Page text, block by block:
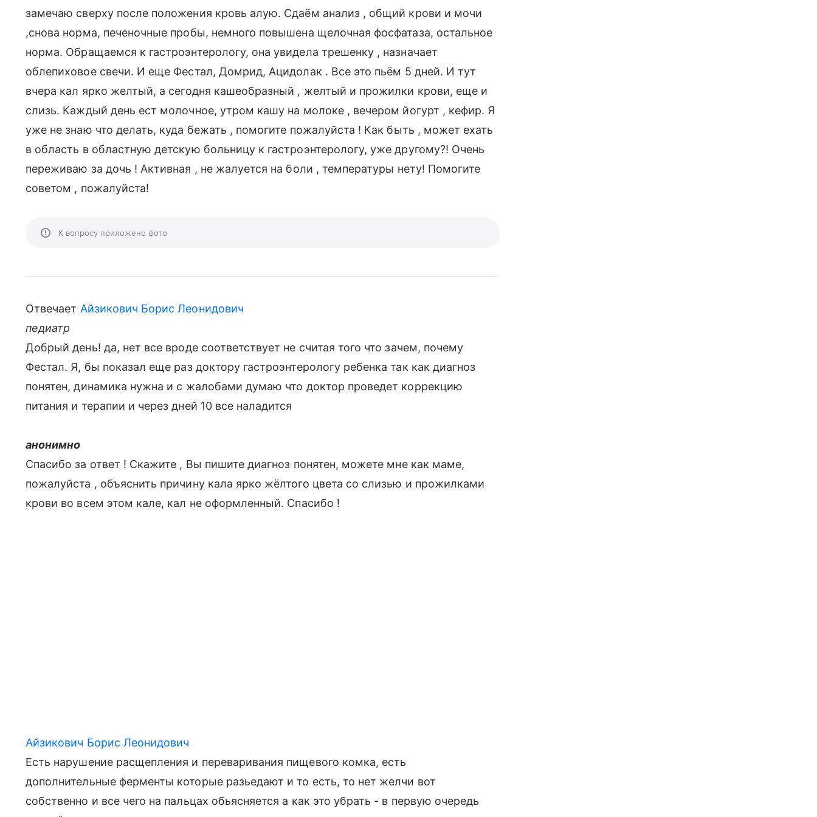
замечаю сверху после положения кровь алую. Сдаём анализ , общий крови и мочи
,снова норма, печеночные пробы, немного повышена щелочная фосфатаза, остальное
норма. Обращаемся к гастроэнтерологу, она увидела трешенку , назначает
облепиховое свечи. И еще Фестал, Домрид, Ацидолак . Все это пьём 5 дней. И тут
вчера кал ярко желтый, а сегодня кашеобразный , желтый и прожилки крови, еще и
слизь. Каждый день ест молочное, утром кашу на молоке , вечером йогурт , кефир. Я
уже не знаю что делать, куда бежать , помогите пожалуйста ! Как быть , может ехать
в область в областную детскую больницу к гастроэнтерологу, уже другому?! Очень
переживаю за дочь ! Активная , не жалуется на боли , температуры нету! Помогите
советом , пожалуйста!
К вопросу приложено фото
Отвечает Айзикович Борис Леонидович
педиатр
Добрый день! да, нет все вроде соответствует не считая того что зачем, почему
Фестал. Я, бы показал еще раз доктору гастроэнтерологу ребенка так как диагноз
понятен, динамика нужна и с жалобами думаю что доктор проведет коррекцию
питания и терапии и через дней 10 все наладится
анонимно
Спасибо за ответ ! Скажите , Вы пишите диагноз понятен, можете мне как маме,
пожалуйста , объяснить причину кала ярко жёлтого цвета со слизью и прожилками
крови во всем этом кале, кал не оформленный. Спасибо !
Айзикович Борис Леонидович
Есть нарушение расщепления и переваривания пищевого комка, есть
дополнительные ферменты которые разьедают и то есть, то нет желчи вот
собственно и все чего на пальцах обьясняется а как это убрать - в первую очередь